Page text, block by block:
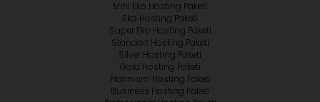
Mini Eko Hosting Paketi
Eko Hosting Paketi
Super Eko Hosting Paketi
Standart Hosting Paketi
Silver Hosting Paketi
Gold Hosting Paketi
Platinium Hosting Paketi
Business Hosting Paketi